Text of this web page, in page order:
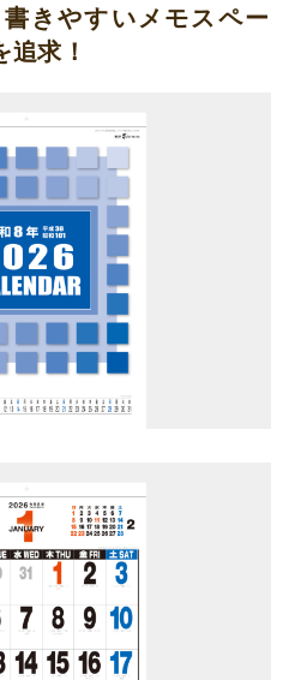
きやすいメモスペー
追求！